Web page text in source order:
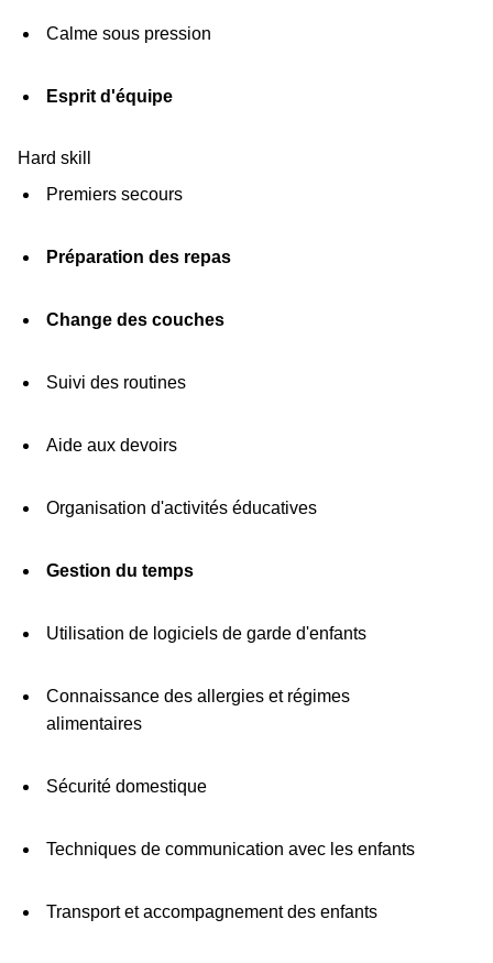
Calme sous pression
Esprit d'équipe
Hard skill
Premiers secours
Préparation des repas
Change des couches
Suivi des routines
Aide aux devoirs
Organisation d'activités éducatives
Gestion du temps
Utilisation de logiciels de garde d'enfants
Connaissance des allergies et régimes
alimentaires
Sécurité domestique
Techniques de communication avec les enfants
Transport et accompagnement des enfants